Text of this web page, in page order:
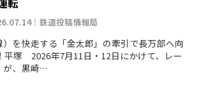
｜鉄道投稿情報局
を快走する「金太郎」の牽引で長万部へ向
塚 2026年7月11日・12日にかけて、レー
が、黒崎…